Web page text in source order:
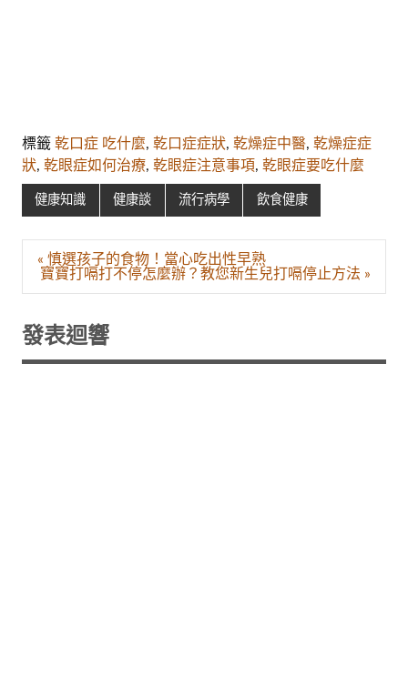
標籤 乾口症 吃什麼, 乾口症症狀, 乾燥症中醫, 乾燥症症
狀, 乾眼症如何治療, 乾眼症注意事項, 乾眼症要吃什麼
健康知識 健康談 流行病學 飲食健康
文
章
« 慎選孩子的食物！當心吃出性早熟
寶寶打嗝打不停怎麼辦？教您新生兒打嗝停止方法 »
發表迴響